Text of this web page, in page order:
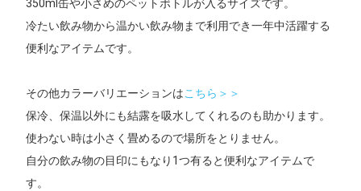
350ml缶や小さめのペットボトルが入るサイズです。
冷たい飲み物から温かい飲み物まで利用でき一年中活躍する
便利なアイテムです。
その他カラーバリエーションはこちら＞＞
保冷、保温以外にも結露を吸水してくれるのも助かります。
使わない時は小さく畳めるので場所をとりません。
自分の飲み物の目印にもなり1つ有ると便利なアイテムで
す。